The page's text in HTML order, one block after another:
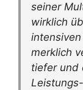
seiner
wirklich
merklich
tiefer und